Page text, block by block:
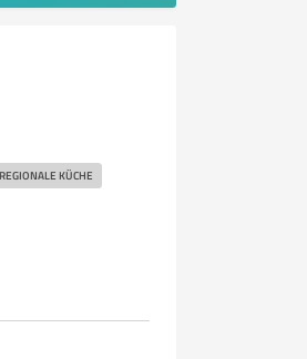
REGIONALE KÜCHE